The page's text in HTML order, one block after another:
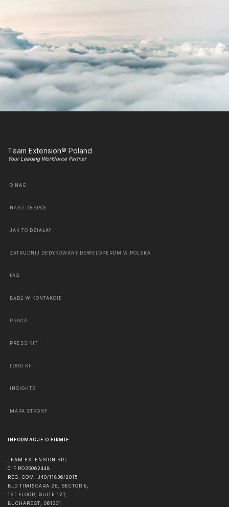
Team Extension® Poland
Your Leading Workforce Partner
O NAS
NASZ ZESPÓŁ
JAK TO DZIAŁA?
ZATRUDNIJ DEDYKOWANY DEWELOPEROM W POLSKA
FAQ
BĄDŹ W KONTAKCIE
PRACA
PRESS KIT
LOGO KIT
INSIGHTS
MAPA STRONY
INFORMACJE O FIRMIE
TEAM EXTENSION SRL
CIF RO35062448
REG. COM. J40/11836/2015
BLD TIMIȘOARA 26, SECTOR 6,
1ST FLOOR, SUITE 127,
BUCHAREST, 061331